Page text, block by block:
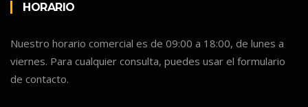
HORARIO
Nuestro horario comercial es de 09:00 a 18:00, de lunes a
viernes. Para cualquier consulta, puedes usar el formulario
de contacto.